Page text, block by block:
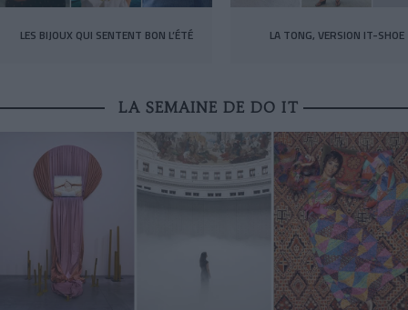
LES BIJOUX QUI SENTENT BON L’ÉTÉ LA TONG, VERSION IT-SHOE
LA SEMAINE DE DO IT